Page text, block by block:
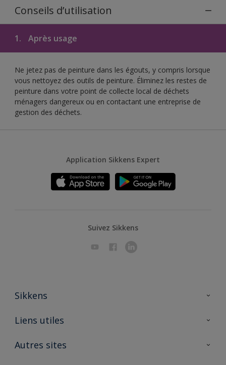
Conseils d’utilisation
1. Après usage
Ne jetez pas de peinture dans les égouts, y compris lorsque
vous nettoyez des outils de peinture. Éliminez les restes de
peinture dans votre point de collecte local de déchets
ménagers dangereux ou en contactant une entreprise de
gestion des déchets.
Application Sikkens Expert
Suivez Sikkens
Sikkens
A propos de Sikkens
Liens utiles
Ouvrir un magasin PASS
Autres sites